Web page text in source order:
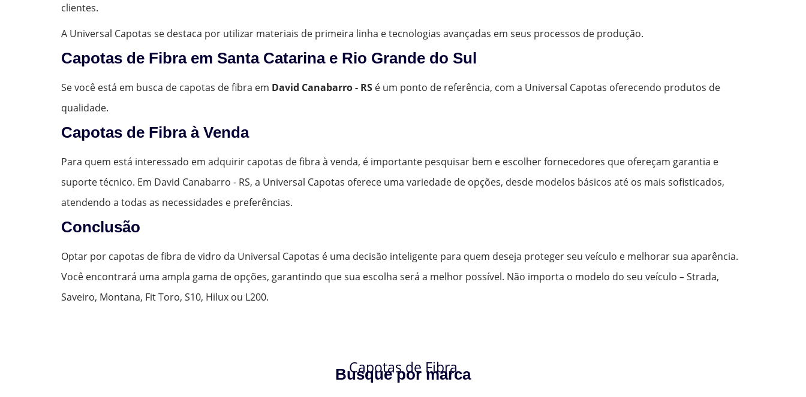
clientes.
A Universal Capotas se destaca por utilizar materiais de primeira linha e tecnologias avançadas em seus processos de produção.
Capotas de Fibra em Santa Catarina e Rio Grande do Sul
Se você está em busca de capotas de fibra em David Canabarro - RS é um ponto de referência, com a Universal Capotas oferecendo produtos de
qualidade.
Capotas de Fibra à Venda
Para quem está interessado em adquirir capotas de fibra à venda, é importante pesquisar bem e escolher fornecedores que ofereçam garantia e
suporte técnico. Em David Canabarro - RS, a Universal Capotas oferece uma variedade de opções, desde modelos básicos até os mais sofisticados,
atendendo a todas as necessidades e preferências.
Conclusão
Optar por capotas de fibra de vidro da Universal Capotas é uma decisão inteligente para quem deseja proteger seu veículo e melhorar sua aparência.
Você encontrará uma ampla gama de opções, garantindo que sua escolha será a melhor possível. Não importa o modelo do seu veículo – Strada,
Saveiro, Montana, Fit Toro, S10, Hilux ou L200.
Capotas de Fibra
Busque por marca